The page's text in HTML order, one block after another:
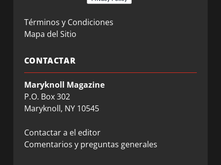
Términos y Condiciones
Mapa del Sitio
CONTACTAR
Maryknoll Magazine
P.O. Box 302
Maryknoll, NY 10545
Contactar a el editor
Comentarios y preguntas generales